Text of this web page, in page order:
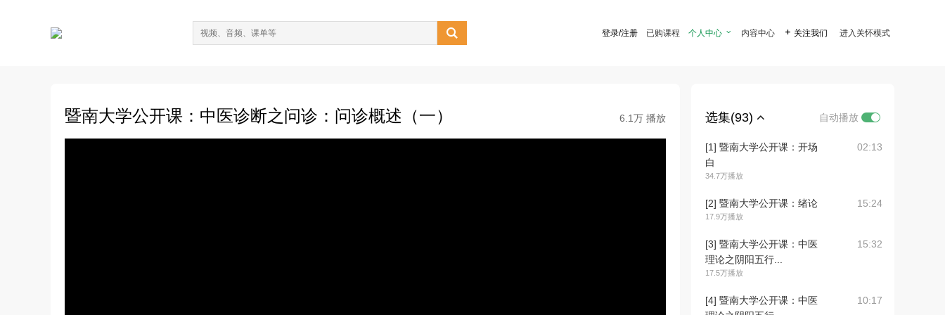
 登录/注册 已购课程 个人中心  内容中心  关注我们 进入关怀模式
暨南大学公开课：中医诊断之问诊：问诊概述（一） 6.1万 播放 选集(93) 自动播放
[1] 暨南大学公开课：开场
白
34.7万播放
02:13
[2] 暨南大学公开课：绪论
17.9万播放
15:24
[3] 暨南大学公开课：中医
理论之阴阳五行...
17.5万播放
15:32
[4] 暨南大学公开课：中医
10:17